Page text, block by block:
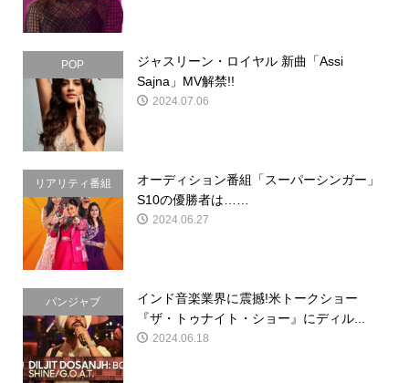
POP
ジャスリーン・ロイヤル 新曲「Assi
Sajna」MV解禁!!
2024.07.06
リアリティ番組
オーディション番組「スーパーシンガー」
S10の優勝者は……
2024.06.27
パンジャブ
インド音楽業界に震撼!米トークショー
『ザ・トゥナイト・ショー』にディル...
2024.06.18